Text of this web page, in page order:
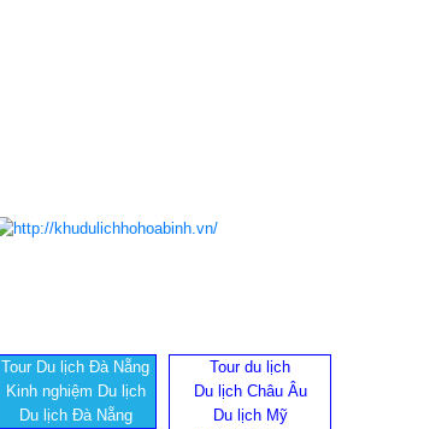
Tour Du lịch Đà Nẵng
Kinh nghiệm Du lịch
Du lịch Đà Nẵng
Tour du lịch
Du lịch Châu Âu
Du lịch Mỹ